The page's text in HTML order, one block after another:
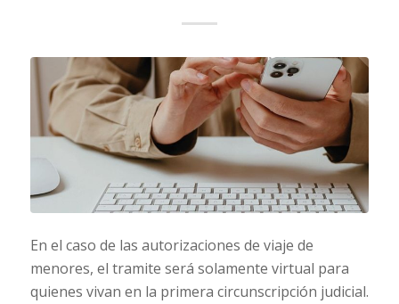
En el caso de las autorizaciones de viaje de
menores, el tramite será solamente virtual para
quienes vivan en la primera circunscripción judicial.